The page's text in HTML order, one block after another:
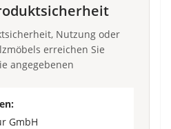
Nutzung oder
erreichen Sie
angegebenen
GmbH